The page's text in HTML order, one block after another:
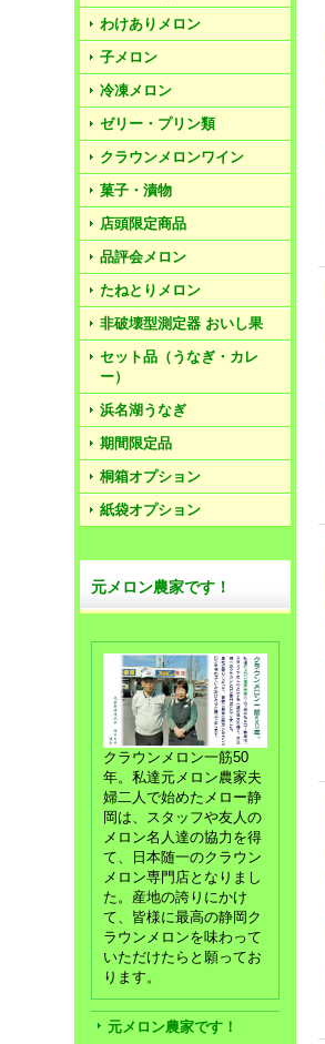
わけありメロン
子メロン
冷凍メロン
ゼリー・プリン類
クラウンメロンワイン
菓子・漬物
店頭限定商品
品評会メロン
たねとりメロン
非破壊型測定器 おいし果
セット品（うなぎ・カレ
ー）
浜名湖うなぎ
期間限定品
桐箱オプション
紙袋オプション
元メロン農家です！
クラウンメロン一筋50
年。私達元メロン農家夫
婦二人で始めたメロー静
岡は、スタッフや友人の
メロン名人達の協力を得
て、日本随一のクラウン
メロン専門店となりまし
た。産地の誇りにかけ
て、皆様に最高の静岡ク
ラウンメロンを味わって
いただけたらと願ってお
ります。
元メロン農家です！